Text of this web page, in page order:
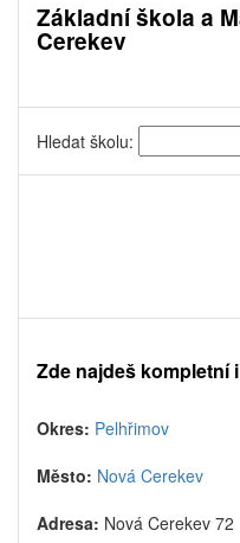
Základní škola a
Cerekev
Hledat školu:
Zde najdeš kompletní
Okres: Pelhřimov
Město: Nová Cerekev
Adresa: Nová Cerekev 72